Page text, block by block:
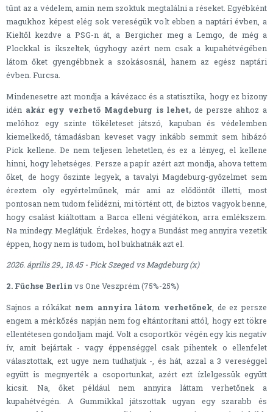
tűnt az a védelem, amin nem szoktuk megtalálni a réseket. Egyébként
magukhoz képest elég sok vereségük volt ebben a naptári évben, a
Kieltől kezdve a PSG-n át, a Bergicher meg a Lemgo, de még a
Plockkal is ikszeltek, úgyhogy azért nem csak a kupahétvégében
látom őket gyengébbnek a szokásosnál, hanem az egész naptári
évben. Furcsa.
Mindenesetre azt mondja a kávézacc és a statisztika, hogy ez bizony
idén akár egy verhető Magdeburg is lehet, de persze ahhoz a
melóhoz egy szinte tökéleteset játszó, kapuban és védelemben
kiemelkedő, támadásban keveset vagy inkább semmit sem hibázó
Pick kellene. De nem teljesen lehetetlen, és ez a lényeg, el kellene
hinni, hogy lehetséges. Persze a papír azért azt mondja, ahova tettem
őket, de hogy őszinte legyek, a tavalyi Magdeburg-győzelmet sem
éreztem oly egyértelműnek, már ami az elődöntőt illetti, most
pontosan nem tudom felidézni, mi történt ott, de biztos vagyok benne,
hogy csalást kiáltottam a Barca elleni végjátékon, arra emlékszem.
Na mindegy. Meglátjuk. Érdekes, hogy a Bundást meg annyira vezetik
éppen, hogy nem is tudom, hol bukhatnák azt el.
2026. április 29., 18.45 - Pick Szeged vs Magdeburg (x)
2. Füchse Berlin vs One Veszprém (75%-25%)
Sajnos a rókákat nem annyira látom verhetőnek , de ez persze
engem a mérkőzés napján nem fog eltántorítani attól, hogy ezt tökre
ellentétesen gondoljam majd. Volt a csoportkör végén egy kis negatív
ív, amit bejártak - vagy éppenséggel csak pihentek o ellenfelet
választottak, ezt ugye nem tudhatjuk -, és hát, azzal a 3 vereséggel
együtt is megnyerték a csoportunkat, azért ezt ízlelgessük együtt
kicsit. Na, őket például nem annyira láttam verhetőnek a
kupahétvégén. A Gummikkal játszottak ugyan egy szarabb és